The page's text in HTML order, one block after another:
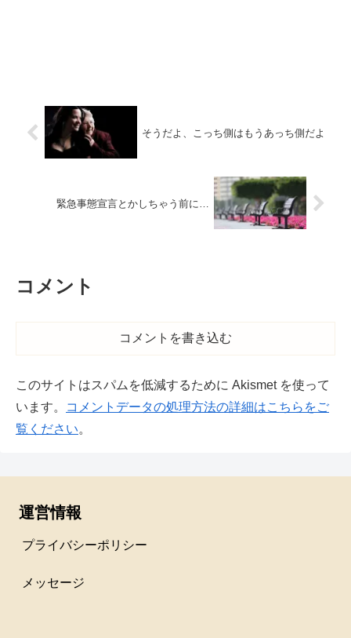
そうだよ、こっち側はもうあっち側だよ
緊急事態宣言とかしちゃう前に…
コメント
コメントを書き込む
このサイトはスパムを低減するために Akismet を使って
います。
コメントデータの処理方法の詳細はこちらをご
覧ください。
運営情報
プライバシーポリシー
メッセージ